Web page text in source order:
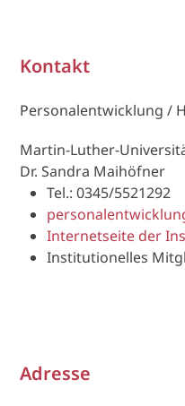
Kontakt
Personalentwicklung /
Martin-Luther-
Dr. Sandra Maihöfner
Tel.: 0345/5521292
Internetseite der
Institutionelles
Adresse